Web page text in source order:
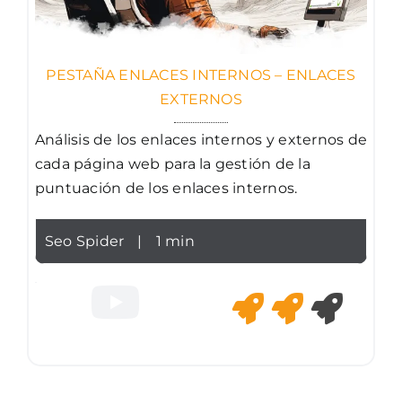
PESTAÑA ENLACES INTERNOS – ENLACES
EXTERNOS
Análisis de los enlaces internos y externos de
cada página web para la gestión de la
puntuación de los enlaces internos.
Seo Spider | 1 min